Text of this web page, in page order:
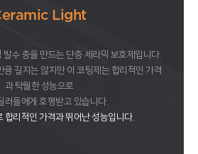
Light
수 층을 만드는 단층 세라믹 보호제입니다.
길지는 않지만 이 코팅제는 합리적인 가격
과 탁월한 성능으로
러들에게 호평받고 있습니다.
합리적인 가격과 뛰어난 성능입니다.